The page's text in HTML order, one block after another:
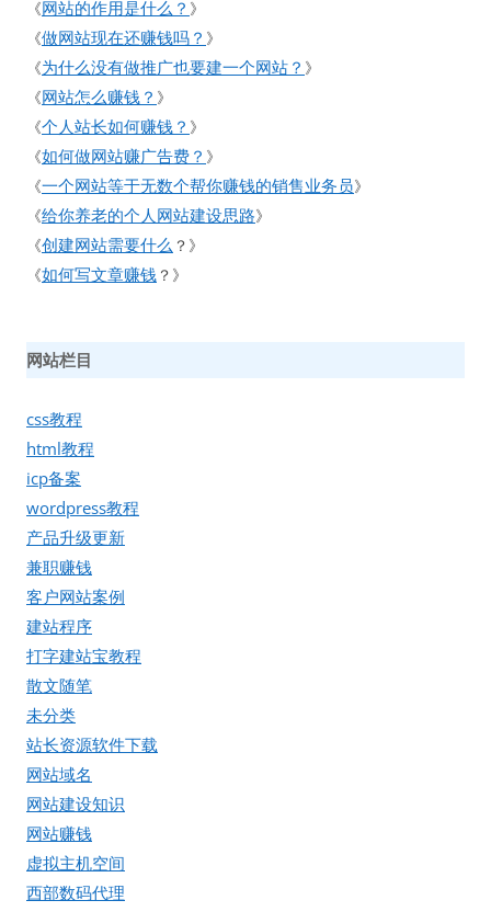
《网站的作用是什么？ 》
《做网站现在还赚钱吗？ 》
《为什么没有做推广也要建一个网站？ 》
《网站怎么赚钱？ 》
《个人站长如何赚钱？ 》
《如何做网站赚广告费？ 》
《一个网站等于无数个帮你赚钱的销售业务员》
《给你养老的个人网站建设思路》
《创建网站需要什么 ？》
《如何写文章赚钱 ？》
网站栏目
css教程
html教程
icp备案
wordpress教程
产品升级更新
兼职赚钱
客户网站案例
建站程序
打字建站宝教程
散文随笔
未分类
站长资源软件下载
网站域名
网站建设知识
网站赚钱
虚拟主机空间
西部数码代理